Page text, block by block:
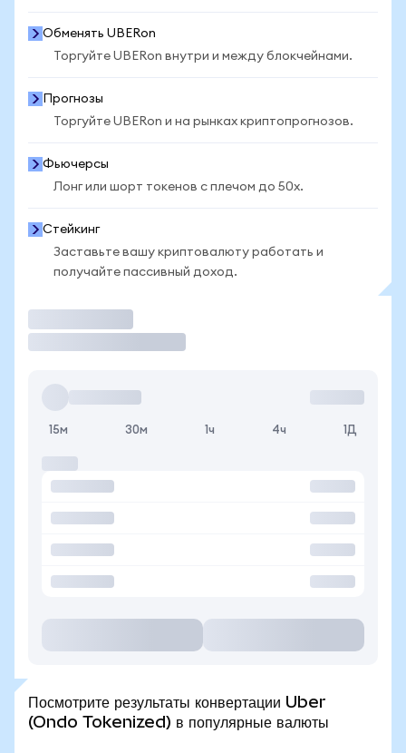
Обменять UBERon
Торгуйте UBERon внутри и между блокчейнами.
Прогнозы
Торгуйте UBERon и на рынках криптопрогнозов.
Фьючерсы
Лонг или шорт токенов с плечом до 50x.
Стейкинг
Заставьте вашу криптовалюту работать и
получайте пассивный доход.
15м 30м 1ч 4ч 1Д
Посмотрите результаты конвертации Uber
(Ondo Tokenized) в популярные валюты